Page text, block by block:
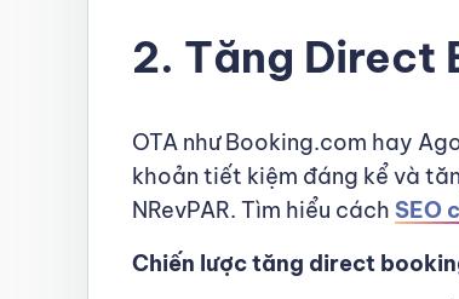
2. Tăng Direct
OTA như Booking.com hay
khoản tiết kiệm đáng kể và
NRevPAR. Tìm hiểu cách SEO
Chiến lược tăng direct